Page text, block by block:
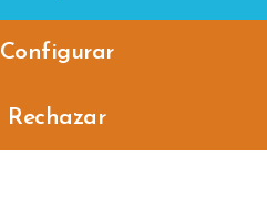
Configurar
Rechazar